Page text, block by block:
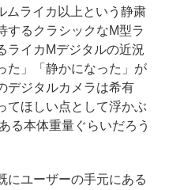
ムライカ以上という静粛
するクラシックなM型ラ
ライカMデジタルの近況
た」「静かになった」が
デジタルカメラは希有
てほしい点として浮かぶ
る本体重量ぐらいだろう
にユーザーの手元にある